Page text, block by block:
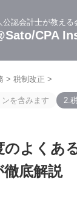
認会計士が教える
CPA
> 税制改正 >
を含みます 2.
よくあ
徹底解説